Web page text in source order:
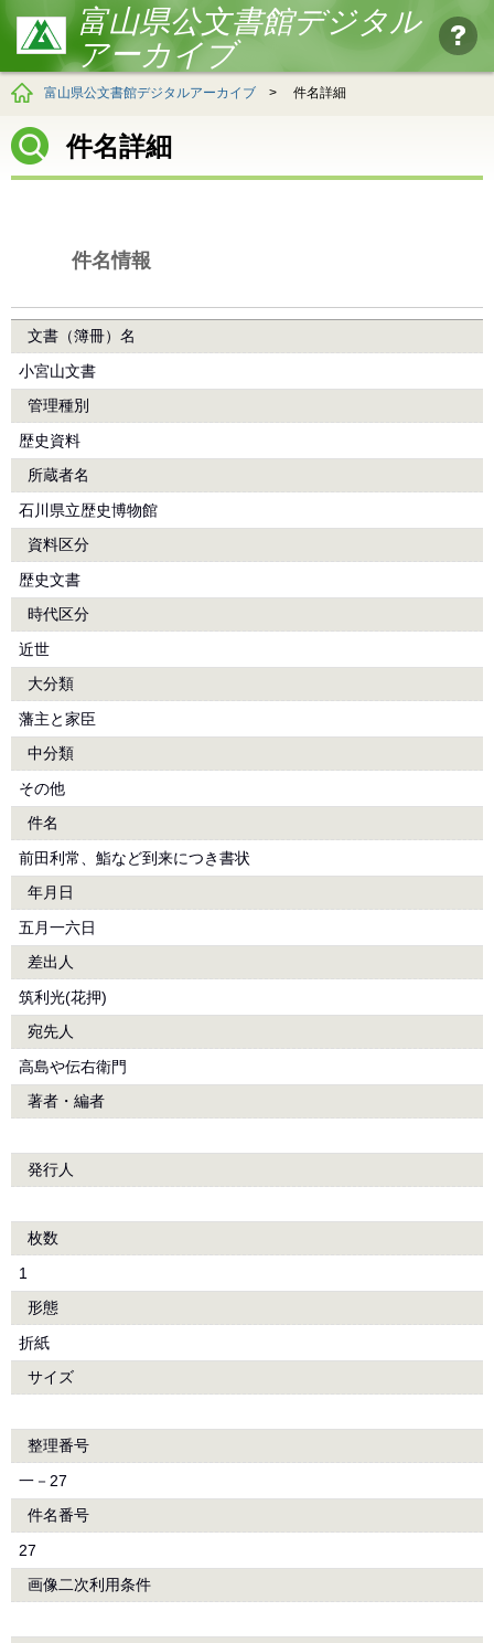
富山県公文書館デジタル
アーカイブ
富山県公文書館デジタルアーカイブ > 件名詳細
件名詳細
件名情報
文書（簿冊）名
小宮山文書
管理種別
歴史資料
所蔵者名
石川県立歴史博物館
資料区分
歴史文書
時代区分
近世
大分類
藩主と家臣
中分類
その他
件名
前田利常、鮨など到来につき書状
年月日
五月一六日
差出人
筑利光(花押)
宛先人
高島や伝右衛門
著者・編者
発行人
枚数
1
形態
折紙
サイズ
整理番号
一－27
件名番号
27
画像二次利用条件